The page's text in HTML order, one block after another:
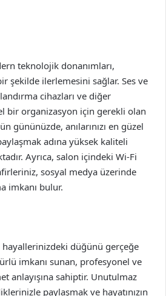
teknolojik donanımları,
şekilde ilerlemesini sağlar. Ses ve
cihazları ve diğer
bir organizasyon için gerekli olan
gününüzde, anılarınızı en güzel
adına yüksek kaliteli
Ayrıca, salon içindeki Wi-Fi
sosyal medya üzerinde
imkanı bulur.
düğünü gerçeğe
imkanı sunan, profesyonel ve
anlayışına sahiptir. Unutulmaz
paylaşmak ve hayatınızın